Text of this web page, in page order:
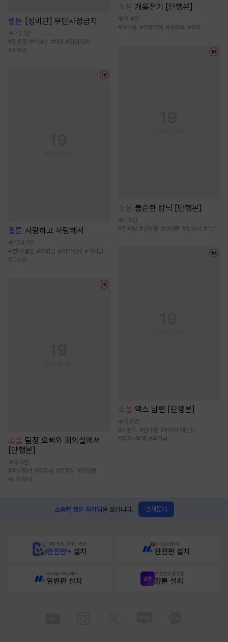
웹툰 [성비단] 무단사정금지
72.1만
#절륜공 #자낮수 #SM #감금/강제
#복흑공
웹툰 사랑하고 사랑해서
154.1만
#연애/결혼 #후회남 # 계약관계 #짝사랑
#고수위
소설 팀장 오빠와 회의실에서
[단행본]
3.5천
#짝사랑녀 #유혹남 #절륜남 #달달물
#나이차이
소설 개룡전기 [단행본]
3.4만
#복수물 #전통무협 #성장물 #정파
소설 불순한 탐닉 [단행본]
1.9만
#집착남 #신파물 #현대물 #상처녀 #복수
소설 엑스 남편 [단행본]
3.6만
#시월드 #현대물 #베이비메신저
#몸정>맘정 #후회남
소중한 웹툰 작가님을 모십니다. 연재문의
10배 적립, 2시간 먼저
완전판+ 설치
원스토어에서
완전판 설치
Google Play에서
일반판 설치
무협만화 플랫폼
강툰 설치